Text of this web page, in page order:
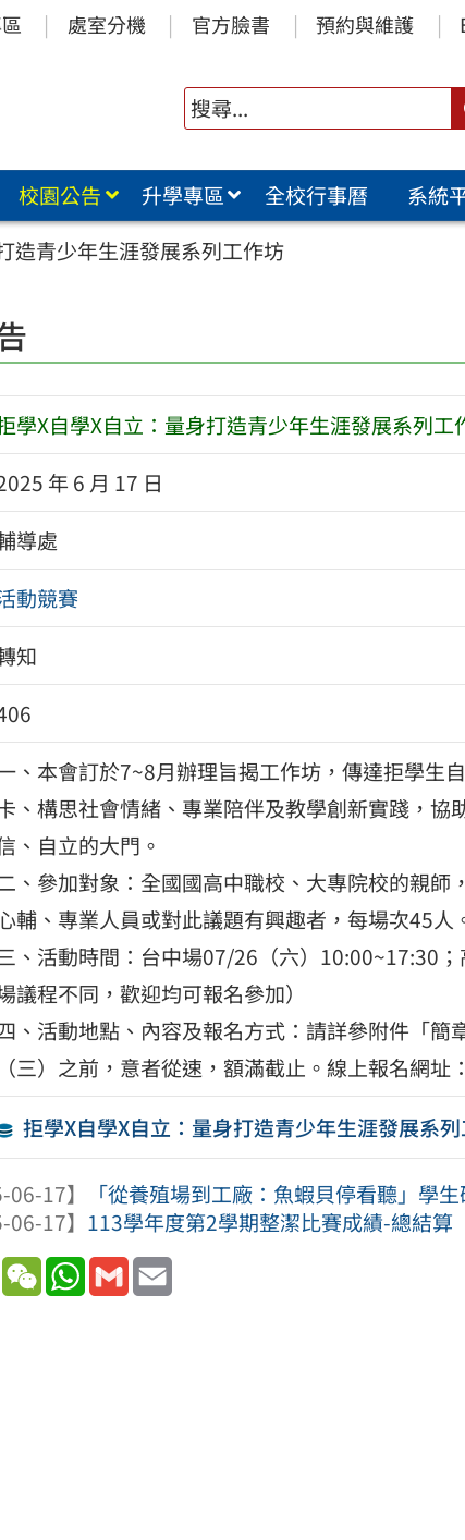
處室分機 官方臉書 預約與維護
校園公告 升學專區 全校行事曆
系統
造青少年生涯發展系列工作坊
學X自學X自立：量身打造青少年生涯發展系列工
年 6 月 17 日
導處
動競賽
知
、本會訂於7~8月辦理旨揭工作坊，傳達拒學生
、構思社會情緒、專業陪伴及教學創新實踐，
、自立的大門。
、參加對象：全國國高中職校、大專院校的親師
輔、專業人員或對此議題有興趣者，每場次45人
、活動時間：台中場07/26（六）10:00~17:30
議程不同，歡迎均可報名參加）
、活動地點、內容及報名方式：請詳參附件「
（三）之前，意者從速，額滿截止。線上報名網址：
拒學X自學X自立：量身打造青少年生涯發展系
06-17】
「從養殖場到工廠：魚蝦貝停看聽」學
06-17】 113學年度第2學期整潔比賽成績-總結算
TwitterWeChatWhatsApp
Gmail